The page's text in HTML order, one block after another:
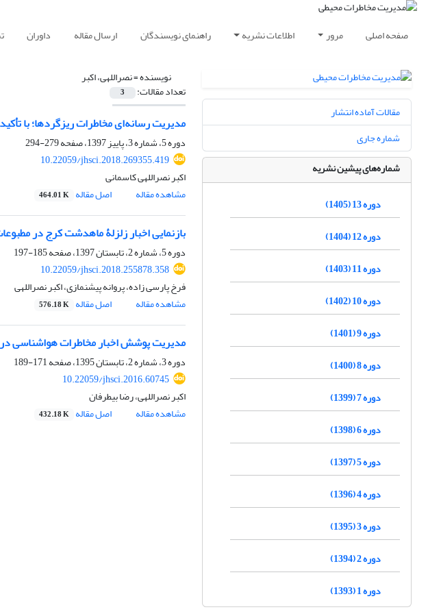
صفحه اصلی مرور اطلاعات نشریه راهنمای نویسندگان ارسال مقاله داوران
نویسنده =نصراللهی، اکبر
تعداد مقالات: 3
مدیریت رسانه‌ای مخاطرات ریزگردها؛ با
دوره 5، شماره 3، پاییز 1397، صفحه
279-294
10.22059/jhsci.2018.269355.419
اکبر نصراللهی کاسمانی
مشاهده مقاله
اصل مقاله 464.01 K
بازنمایی اخبار زلزلۀ ماهدشت کرج در
دوره 5، شماره 2، تابستان 1397، صفحه
185-197
10.22059/jhsci.2018.255878.358
فرخ پارسی زاده، پروانه پیشنمازی، اکبر نصراللهی
مشاهده مقاله
اصل مقاله 576.18 K
مدیریت پوشش اخبار مخاطرات هواشناسی در
دوره 3، شماره 2، تابستان 1395، صفحه
171-189
10.22059/jhsci.2016.60745
اکبر نصراللهی، رضا بیطرفان
مشاهده مقاله
اصل مقاله 432.18 K
مقالات آماده انتشار
شماره جاری
شماره‌های پیشین نشریه
دوره 13 (1405)
دوره 12 (1404)
دوره 11 (1403)
دوره 10 (1402)
دوره 9 (1401)
دوره 8 (1400)
دوره 7 (1399)
دوره 6 (1398)
دوره 5 (1397)
دوره 4 (1396)
دوره 3 (1395)
دوره 2 (1394)
دوره 1 (1393)